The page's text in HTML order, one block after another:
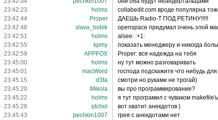
23:42:23
holms
collabedit.com вроде популярна
23:42:44
Proper
ДАЕШЬ Radio-T ПОД РЕТИНУ!!!!!
23:42:48
slava_bobik
openspace придумал очень злой
23:42:51
holms
alsee: :+1:
23:42:55
kpmy
показать менеджеру и никогда
23:42:59
APPFOX
Proper: вся надежда на тебя
23:45:00
holms
ну тут можно разговаривать
23:45:01
macWord
господа подскажите что нибудь
23:45:15
d3fa
смотри но руками не трогай)
23:45:20
Mikola
вы про программирование?
23:45:22
holms
я тут програмил с чуваком
23:45:28
ptchol
вот хватит анекдотов )
23:45:43
pechkin1007
грея с анекдотами нет